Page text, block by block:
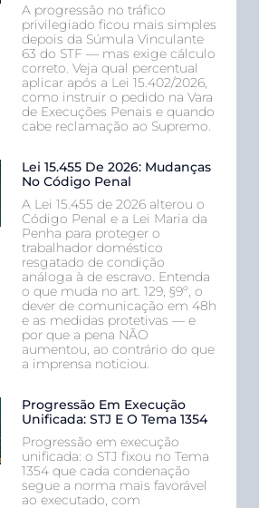
A progressão no tráfico
privilegiado ficou mais simples
depois da Súmula Vinculante
63 do STF — mas exige cálculo
correto. Veja qual percentual
aplicar após a Lei 15.402/2026,
como instruir o pedido na Vara
de Execuções Penais e quando
cabe reclamação ao Supremo.
Lei 15.455 De 2026: Mudanças
No Código Penal
A Lei 15.455 de 2026 alterou o
Código Penal e a Lei Maria da
Penha para proteger o
trabalhador doméstico
resgatado de condição
análoga à de escravo. Entenda
o que muda no art. 129, §9º, o
dever de comunicação em 48h
e as medidas protetivas — e
por que a pena NÃO
aumentou, ao contrário do que
a imprensa noticiou.
Progressão Em Execução
Unificada: STJ E O Tema 1354
Progressão em execução
unificada: o STJ fixou no Tema
1354 que cada condenação
segue a norma mais favorável
ao executado, com